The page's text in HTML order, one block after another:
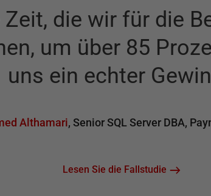
die wir für die
um über 85
uns ein echter
Althamari, Senior SQL Server DBA,
Lesen Sie die Fallstudie